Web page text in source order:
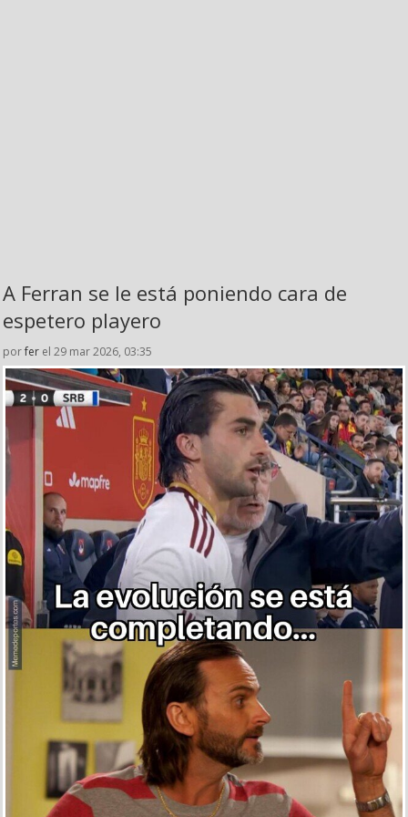
A Ferran se le está poniendo cara de
espetero playero
porfer el 29 mar 2026, 03:35